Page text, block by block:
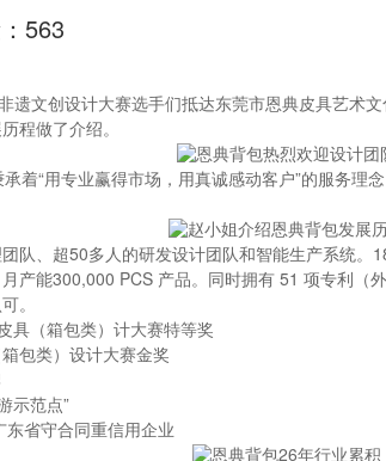
563
遗文创设计大赛选手们抵达东莞市恩典皮具艺术
程做了介绍。
着“用专业赢得市场，用真诚感动客户”的服务理
队、超50多人的研发设计团队和智能生产系统
产能300,000 PCS 产品。同时拥有 51 项专利（
。
具（箱包类）计大赛特等奖
包类）设计大赛金奖
示范点”
省守合同重信用企业